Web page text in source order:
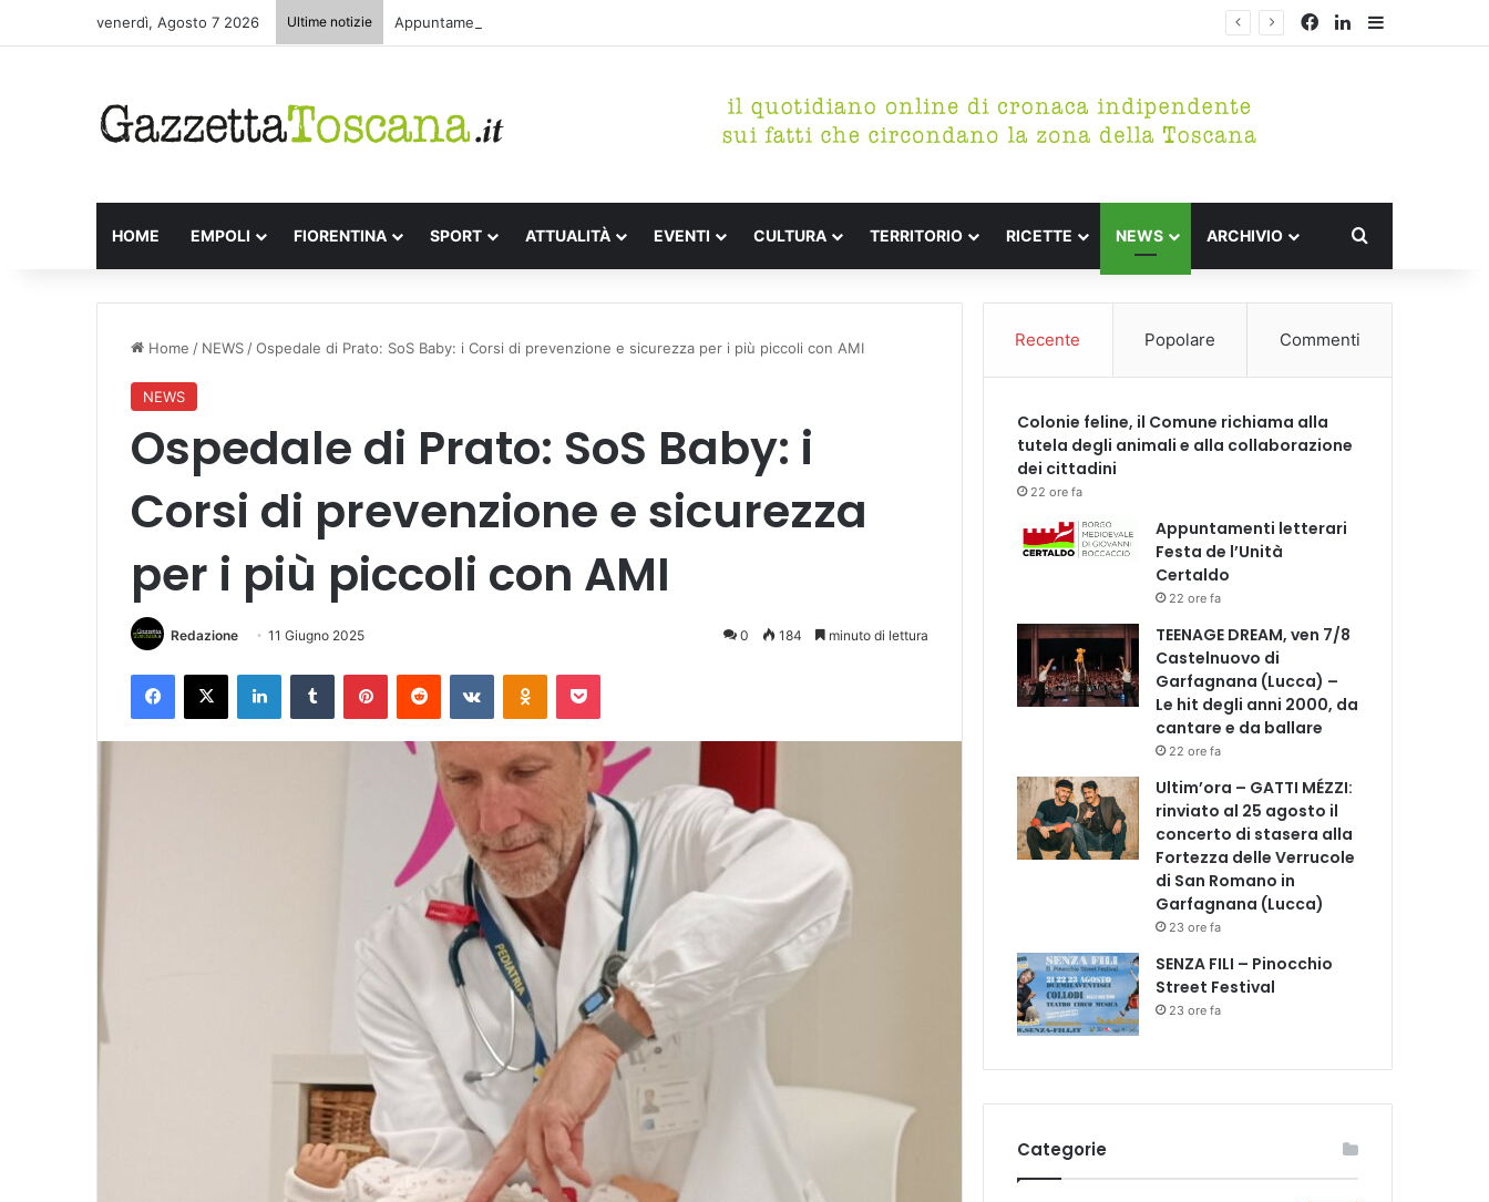
venerdì, Agosto 7 2026 Ultime notizie Appuntamenti letterari Festa de l’Unità Certaldo Facebook
LinkedIn
HOME EMPOLI FIORENTINA SPORT ATTUALITÀ EVENTI CULTURA TERRITORIO RICETTE NEWS ARCHIVIO
Home / NEWS /Ospedale di Prato: SoS Baby: i Corsi di prevenzione e sicurezza per i più piccoli con AMI
NEWS
Ospedale di Prato: SoS Baby: i
Corsi di prevenzione e sicurezza
per i più piccoli con AMI
Redazione 11 Giugno 2025 0 184 minuto di lettura
Recente Popolare Commenti
Colonie feline, il Comune richiama alla
tutela degli animali e alla collaborazione
dei cittadini
22 ore fa
Appuntamenti letterari
Festa de l’Unità
Certaldo
22 ore fa
TEENAGE DREAM, ven 7/8
Castelnuovo di
Garfagnana (Lucca) –
Le hit degli anni 2000, da
cantare e da ballare
22 ore fa
Ultim’ora – GATTI MÉZZI:
rinviato al 25 agosto il
concerto di stasera alla
Fortezza delle Verrucole
di San Romano in
Garfagnana (Lucca)
23 ore fa
SENZA FILI – Pinocchio
Street Festival
23 ore fa
Categorie